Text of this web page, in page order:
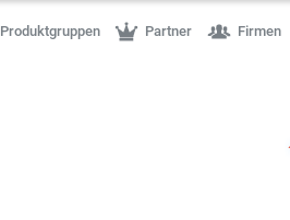
Produktgruppen Partner Firmen